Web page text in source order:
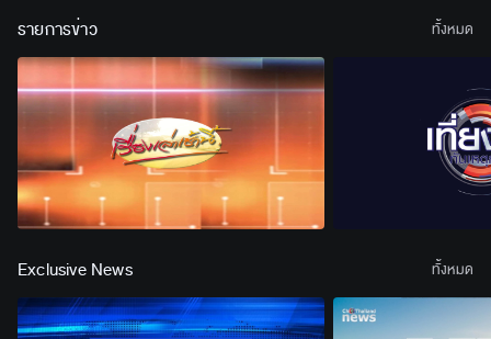
รายการข่าว ทั้งหมด
Exclusive News ทั้งหมด